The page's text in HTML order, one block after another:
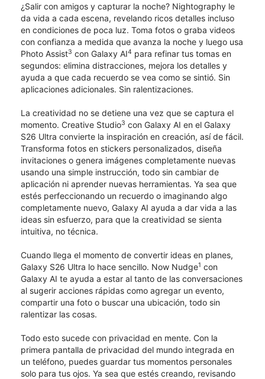
¿Salir con amigos y capturar la noche? Nightography le
da vida a cada escena, revelando ricos detalles incluso
en condiciones de poca luz. Toma fotos o graba videos
con confianza a medida que avanza la noche y luego usa
Photo Assist3 con Galaxy AI4 para refinar tus tomas en
segundos: elimina distracciones, mejora los detalles y
ayuda a que cada recuerdo se vea como se sintió. Sin
aplicaciones adicionales. Sin ralentizaciones.
La creatividad no se detiene una vez que se captura el
momento. Creative Studio3 con Galaxy AI en el Galaxy
S26 Ultra convierte la inspiración en creación, así de fácil.
Transforma fotos en stickers personalizados, diseña
invitaciones o genera imágenes completamente nuevas
usando una simple instrucción, todo sin cambiar de
aplicación ni aprender nuevas herramientas. Ya sea que
estés perfeccionando un recuerdo o imaginando algo
completamente nuevo, Galaxy AI ayuda a dar vida a las
ideas sin esfuerzo, para que la creatividad se sienta
intuitiva, no técnica.
Cuando llega el momento de convertir ideas en planes,
Galaxy S26 Ultra lo hace sencillo. Now Nudge1 con
Galaxy AI te ayuda a estar al tanto de las conversaciones
al sugerir acciones rápidas como agregar un evento,
compartir una foto o buscar una ubicación, todo sin
ralentizar las cosas.
Todo esto sucede con privacidad en mente. Con la
primera pantalla de privacidad del mundo integrada en
un teléfono, puedes guardar tus momentos personales
solo para tus ojos. Ya sea que estés creando, revisando